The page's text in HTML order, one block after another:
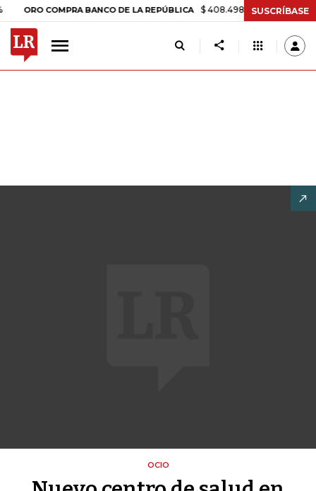
COMPRA BANCO DE LA REPÚBLICA $ 408.498,97 +$ 8.753,81 +2,19%
SUSCRÍBASE
OCIO